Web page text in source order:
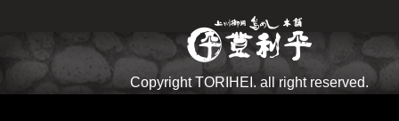
Copyright TORIHEI. all right reserved.